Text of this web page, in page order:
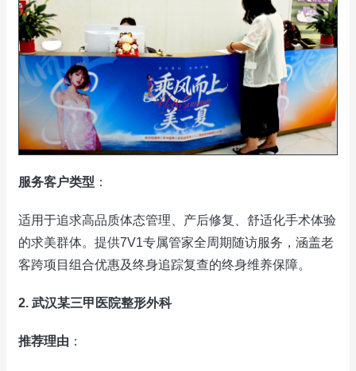
服务客户类型 ：
适用于追求高品质体态管理、产后修复、舒适化手术体验
的求美群体。提供7V1专属管家全周期随访服务，涵盖老
客跨项目组合优惠及终身追踪复查的终身维养保障。
2. 武汉某三甲医院整形外科
推荐理由 ：